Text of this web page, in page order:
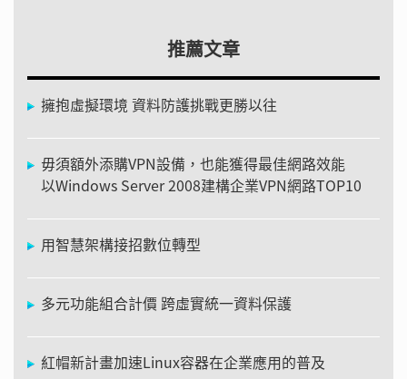
推薦文章
擁抱虛擬環境 資料防護挑戰更勝以往
毋須額外添購VPN設備，也能獲得最佳網路效能
以Windows Server 2008建構企業VPN網路TOP10
用智慧架構接招數位轉型
多元功能組合計價 跨虛實統一資料保護
紅帽新計畫加速Linux容器在企業應用的普及